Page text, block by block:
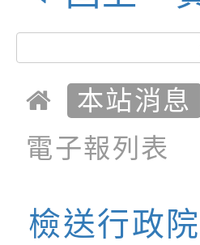
梯次)」
海報電
檢送桃
「小桃家
「
養練習題
坊」、「
有關本局
年─青春
字稿
為配合政
者權益暨
檢送桃園
服務資源
檢送桃園
政策
園市
質教
本站消息
電子報列表
檢送行政